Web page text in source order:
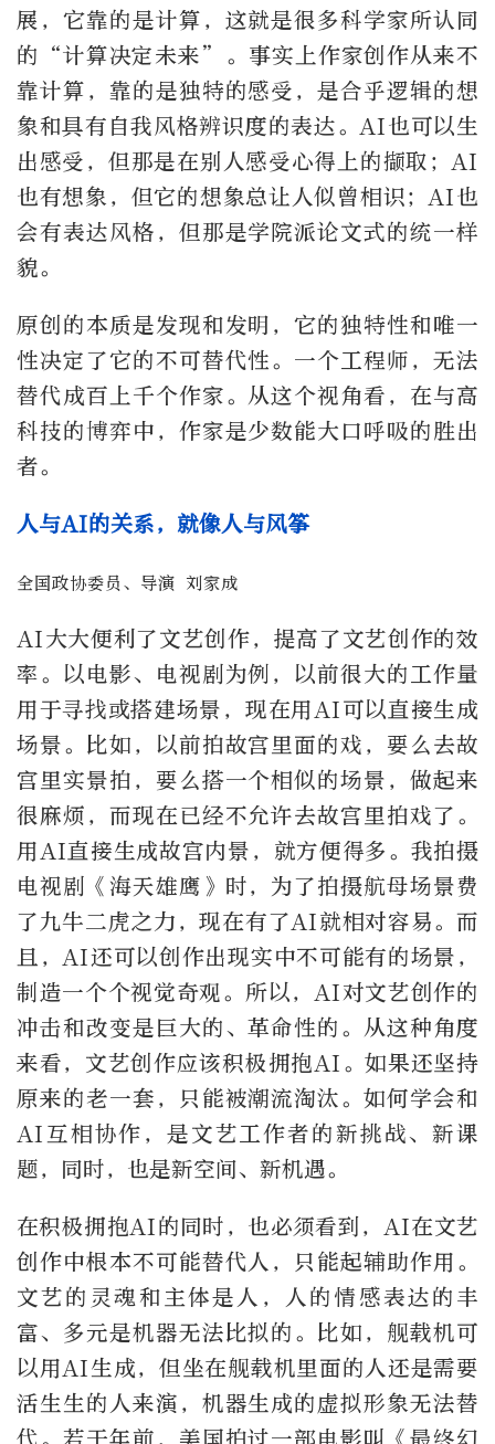
展，它靠的是计算，这就是很多科学家所认同
的“计算决定未来”。事实上作家创作从来不
靠计算，靠的是独特的感受，是合乎逻辑的想
象和具有自我风格辨识度的表达。AI也可以生
出感受，但那是在别人感受心得上的撷取；AI
也有想象，但它的想象总让人似曾相识；AI也
会有表达风格，但那是学院派论文式的统一样
貌。
原创的本质是发现和发明，它的独特性和唯一
性决定了它的不可替代性。一个工程师，无法
替代成百上千个作家。从这个视角看，在与高
科技的博弈中，作家是少数能大口呼吸的胜出
者。
人与AI的关系，就像人与风筝
全国政协委员、导演 刘家成
AI大大便利了文艺创作，提高了文艺创作的效
率。以电影、电视剧为例，以前很大的工作量
用于寻找或搭建场景，现在用AI可以直接生成
场景。比如，以前拍故宫里面的戏，要么去故
宫里实景拍，要么搭一个相似的场景，做起来
很麻烦，而现在已经不允许去故宫里拍戏了。
用AI直接生成故宫内景，就方便得多。我拍摄
电视剧《海天雄鹰》时，为了拍摄航母场景费
了九牛二虎之力，现在有了AI就相对容易。而
且，AI还可以创作出现实中不可能有的场景，
制造一个个视觉奇观。所以，AI对文艺创作的
冲击和改变是巨大的、革命性的。从这种角度
来看，文艺创作应该积极拥抱AI。如果还坚持
原来的老一套，只能被潮流淘汰。如何学会和
AI互相协作，是文艺工作者的新挑战、新课
题，同时，也是新空间、新机遇。
在积极拥抱AI的同时，也必须看到，AI在文艺
创作中根本不可能替代人，只能起辅助作用。
文艺的灵魂和主体是人，人的情感表达的丰
富、多元是机器无法比拟的。比如，舰载机可
以用AI生成，但坐在舰载机里面的人还是需要
活生生的人来演，机器生成的虚拟形象无法替
代。若干年前，美国拍过一部电影叫《最终幻